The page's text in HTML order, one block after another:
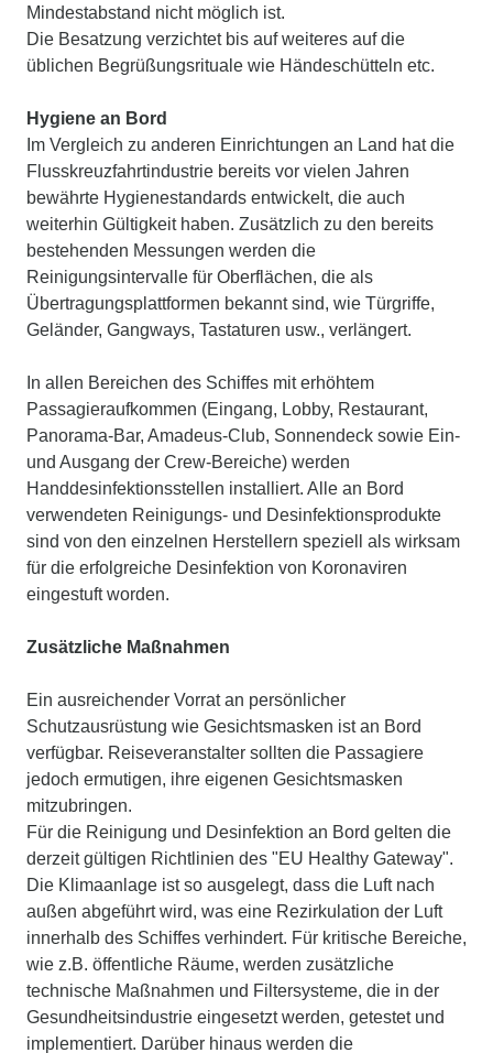
Mindestabstand nicht möglich ist.
Die Besatzung verzichtet bis auf weiteres auf die
üblichen Begrüßungsrituale wie Händeschütteln etc.
Hygiene an Bord
Im Vergleich zu anderen Einrichtungen an Land hat die
Flusskreuzfahrtindustrie bereits vor vielen Jahren
bewährte Hygienestandards entwickelt, die auch
weiterhin Gültigkeit haben. Zusätzlich zu den bereits
bestehenden Messungen werden die
Reinigungsintervalle für Oberflächen, die als
Übertragungsplattformen bekannt sind, wie Türgriffe,
Geländer, Gangways, Tastaturen usw., verlängert.
In allen Bereichen des Schiffes mit erhöhtem
Passagieraufkommen (Eingang, Lobby, Restaurant,
Panorama-Bar, Amadeus-Club, Sonnendeck sowie Ein-
und Ausgang der Crew-Bereiche) werden
Handdesinfektionsstellen installiert. Alle an Bord
verwendeten Reinigungs- und Desinfektionsprodukte
sind von den einzelnen Herstellern speziell als wirksam
für die erfolgreiche Desinfektion von Koronaviren
eingestuft worden.
Zusätzliche Maßnahmen
Ein ausreichender Vorrat an persönlicher
Schutzausrüstung wie Gesichtsmasken ist an Bord
verfügbar. Reiseveranstalter sollten die Passagiere
jedoch ermutigen, ihre eigenen Gesichtsmasken
mitzubringen.
Für die Reinigung und Desinfektion an Bord gelten die
derzeit gültigen Richtlinien des "EU Healthy Gateway".
Die Klimaanlage ist so ausgelegt, dass die Luft nach
außen abgeführt wird, was eine Rezirkulation der Luft
innerhalb des Schiffes verhindert. Für kritische Bereiche,
wie z.B. öffentliche Räume, werden zusätzliche
technische Maßnahmen und Filtersysteme, die in der
Gesundheitsindustrie eingesetzt werden, getestet und
implementiert. Darüber hinaus werden die